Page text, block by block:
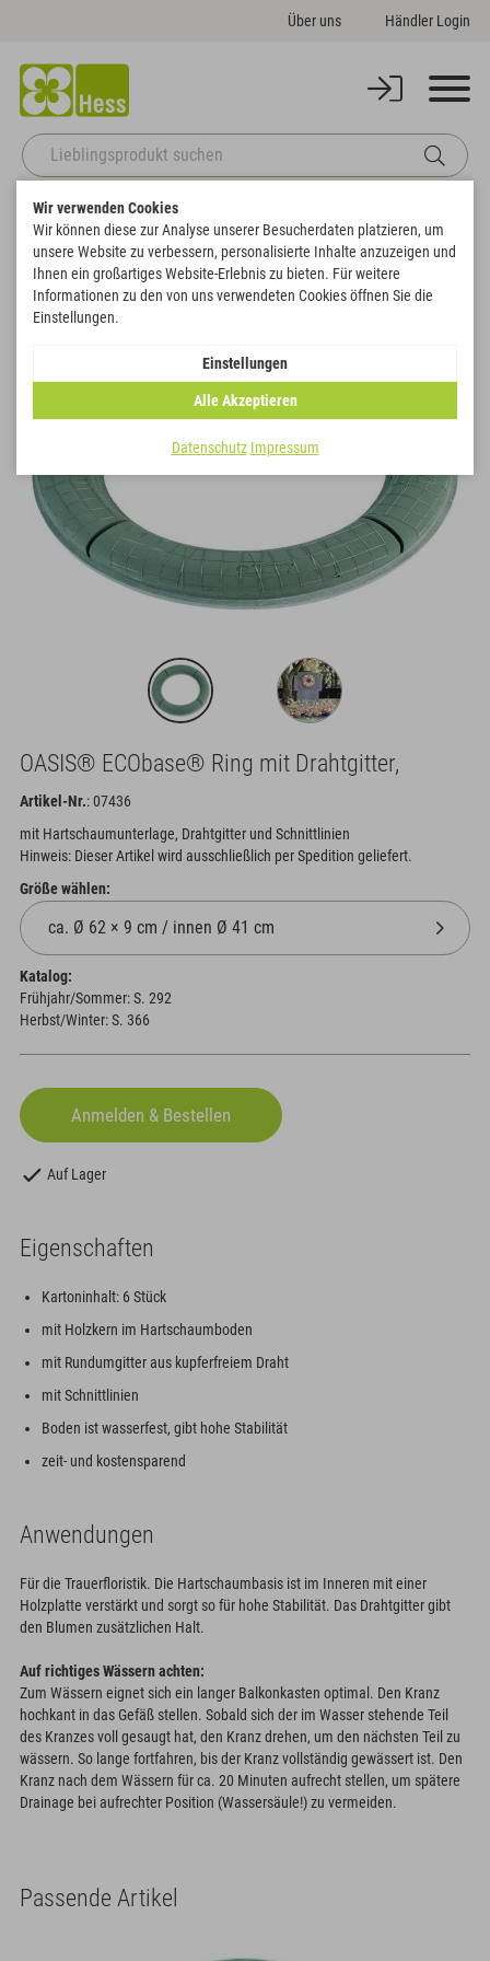
Über uns Händler Login
Startseite Basics Steckschaum
OASIS® ECObase® Ring mit Drahtgitter,
Zurück zur Artikelübersicht
OASIS® ECObase® Ring mit Drahtgitter,
Artikel-Nr.: 07436
mit Hartschaumunterlage, Drahtgitter und Schnittlinien
Hinweis: Dieser Artikel wird ausschließlich per Spedition geliefert.
Größe wählen:
Katalog:
Frühjahr/Sommer: S. 292
Herbst/Winter: S. 366
Auf Lager
Eigenschaften
Kartoninhalt: 6 Stück
mit Holzkern im Hartschaumboden
mit Rundumgitter aus kupferfreiem Draht
mit Schnittlinien
Boden ist wasserfest, gibt hohe Stabilität
zeit- und kostensparend
Anwendungen
Für die Trauerfloristik. Die Hartschaumbasis ist im Inneren mit einer
Holzplatte verstärkt und sorgt so für hohe Stabilität. Das Drahtgitter gibt
den Blumen zusätzlichen Halt.
Auf richtiges Wässern achten:
Zum Wässern eignet sich ein langer Balkonkasten optimal. Den Kranz
hochkant in das Gefäß stellen. Sobald sich der im Wasser stehende Teil
des Kranzes voll gesaugt hat, den Kranz drehen, um den nächsten Teil zu
wässern. So lange fortfahren, bis der Kranz vollständig gewässert ist. Den
Kranz nach dem Wässern für ca. 20 Minuten aufrecht stellen, um spätere
Drainage bei aufrechter Position (Wassersäule!) zu vermeiden.
Passende Artikel
Wir verwenden Cookies
Wir können diese zur Analyse unserer Besucherdaten platzieren, um
unsere Website zu verbessern, personalisierte Inhalte anzuzeigen und
Ihnen ein großartiges Website-Erlebnis zu bieten. Für weitere
Informationen zu den von uns verwendeten Cookies öffnen Sie die
Einstellungen.
Einstellungen
Alle Akzeptieren
Datenschutz Impressum